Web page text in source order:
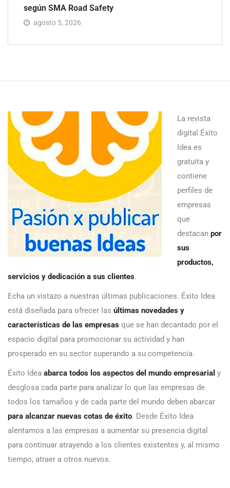
según SMA Road Safety
agosto 5, 2026
La revista
digital Éxito
Idea es
gratuita y
contiene
perfiles de
empresas
que
destacan por
sus
productos,
servicios y dedicación a sus clientes.
Echa un vistazo a nuestras últimas publicaciones. Éxito Idea
está diseñada para ofrecer las últimas novedades y
características de las empresas que se han decantado por el
espacio digital para promocionar su actividad y han
prosperado en su sector superando a su competencia.
Éxito Idea abarca todos los aspectos del mundo empresarial y
desglosa cada parte para analizar lo que las empresas de
todos los tamaños y de cada parte del mundo deben abarcar
para alcanzar nuevas cotas de éxito. Desde Éxito Idea
alentamos a las empresas a aumentar su presencia digital
para continuar atrayendo a los clientes existentes y, al mismo
tiempo, atraer a otros nuevos.